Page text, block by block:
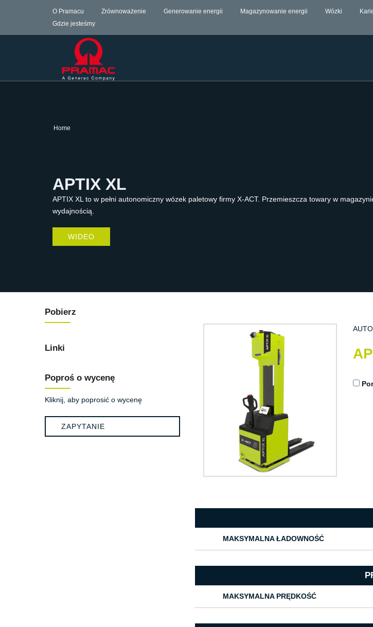
O Pramacu Zrównoważenie Generowanie energii Magazynowanie energii Wózki
Gdzie jesteśmy
Home
APTIX XL
APTIX XL to w pełni autonomiczny wózek paletowy firmy X-ACT. Przemieszcza towary w
wydajnością.
WIDEO
Pobierz
Linki
Poproś o wycenę
Kliknij, aby poprosić o wycenę
ZAPYTANIE
MAKSYMALNA ŁADOWNOŚĆ
MAKSYMALNA PRĘDKOŚĆ